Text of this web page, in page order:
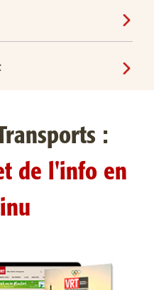
:
de l'info en